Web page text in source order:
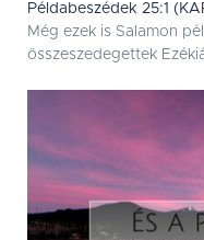
Példabeszédek 25:1
Még ezek is Salamon
összeszedegettek